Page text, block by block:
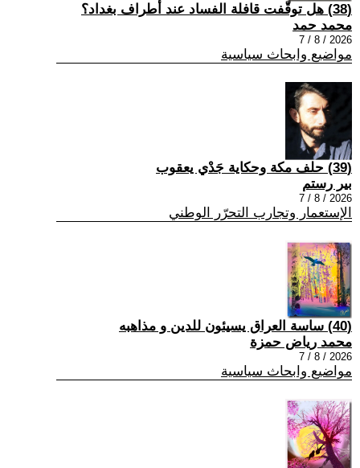
(38) هل توقّفت قافلة الفساد عند أطراف بغداد؟
محمد حمد
2026 / 8 / 7
مواضيع وابحاث سياسية
(39) حلف مكة وحكاية جَدْي يعقوب
بير رستم
2026 / 8 / 7
الإستعمار وتجارب التحرّر الوطني
(40) ساسة العراق يسيئون للدين و مذاهبه
محمد رياض حمزة
2026 / 8 / 7
مواضيع وابحاث سياسية